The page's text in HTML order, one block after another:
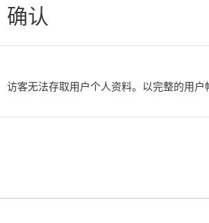
确认
访客无法存取用户个人资料。以完整的用户